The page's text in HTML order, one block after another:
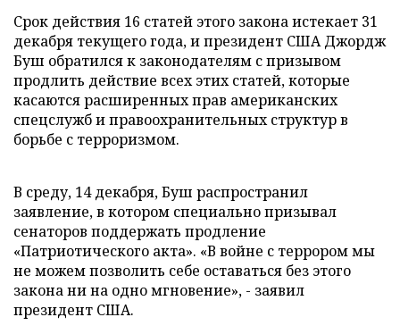
Срок действия 16 статей этого закона истекает 31
декабря текущего года, и президент США Джордж
Буш обратился к законодателям с призывом
продлить действие всех этих статей, которые
касаются расширенных прав американских
спецслужб и правоохранительных структур в
борьбе с терроризмом.
В среду, 14 декабря, Буш распространил
заявление, в котором специально призывал
сенаторов поддержать продление
«Патриотического акта». «В войне с террором мы
не можем позволить себе оставаться без этого
закона ни на одно мгновение», - заявил
президент США.